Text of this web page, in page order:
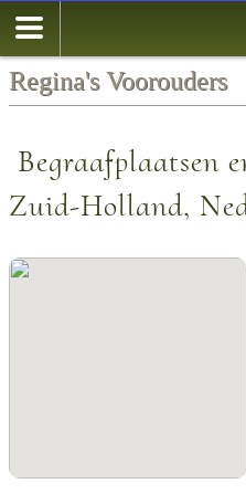
Regina's Voorouders
Begraafplaatsen
Zuid-Holland,